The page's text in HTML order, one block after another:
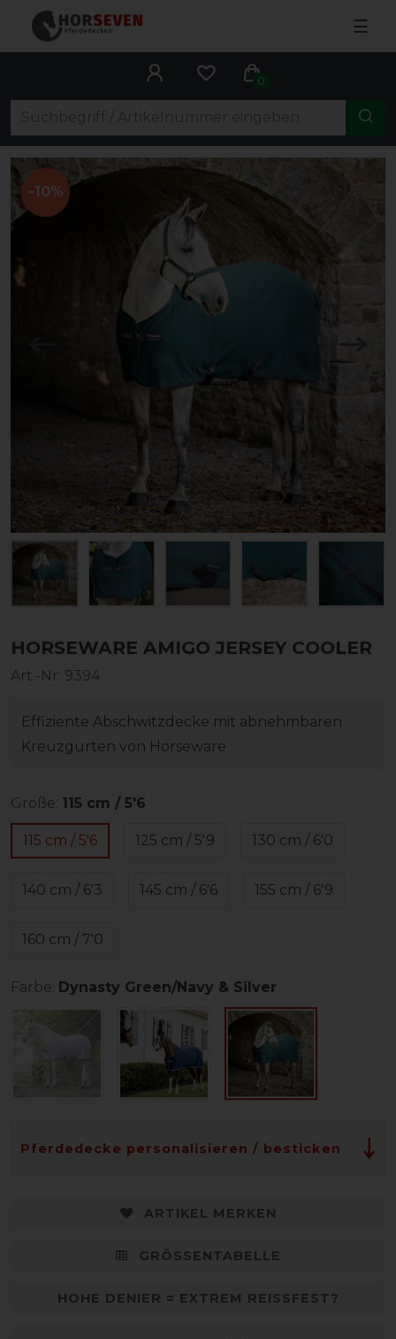
☰
0
-10%
HORSEWARE AMIGO JERSEY COOLER
Art.-Nr: 9394
Effiziente Abschwitzdecke mit abnehmbaren
Kreuzgurten von Horseware
Größe: 115 cm / 5'6
115 cm / 5'6 125 cm / 5'9 130 cm / 6'0
140 cm / 6'3 145 cm / 6'6 155 cm / 6'9
160 cm / 7'0
Farbe: Dynasty Green/Navy & Silver
Pferdedecke personalisieren / besticken
ARTIKEL MERKEN
GRÖSSENTABELLE
HOHE DENIER = EXTREM REISSFEST?